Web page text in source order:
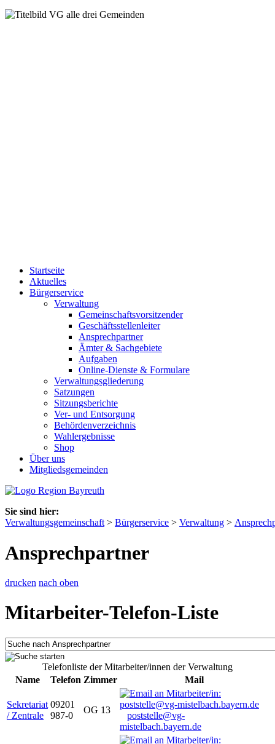
Startseite
Aktuelles
Bürgerservice
Verwaltung
Gemeinschaftsvorsitzender
Geschäftsstellenleiter
Ansprechpartner
Ämter & Sachgebiete
Aufgaben
Online-Dienste & Formulare
Verwaltungsgliederung
Satzungen
Sitzungsberichte
Ver- und Entsorgung
Behördenverzeichnis
Wahlergebnisse
Shop
Über uns
Mitgliedsgemeinden
Sie sind hier:
Verwaltungsgemeinschaft > Bürgerservice > Verwaltung >
Ansprechpartner
drucken nach oben
Mitarbeiter-Telefon-Liste
Telefonliste der Mitarbeiter/innen der Verwaltung
Name
Telefon Zimmer Mail
Sekretariat
/ Zentrale
09201
987-0
OG 13
poststelle@vg-
mistelbach.bayern.de